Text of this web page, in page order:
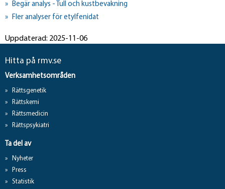
Begär analys - Tull och kustbevakning
Fler analyser för etylfenidat
Uppdaterad: 2025-11-06
Hitta på rmv.se
Verksamhetsområden
Rättsgenetik
Rättskemi
Rättsmedicin
Rättspsykiatri
Ta del av
Nyheter
Press
Statistik